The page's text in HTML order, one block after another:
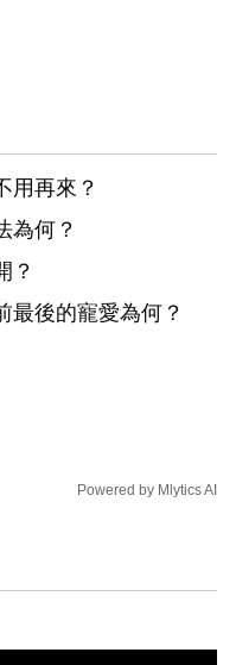
用再來？
為何？
？
最後的寵愛為何？
Powered by Mlytics AI